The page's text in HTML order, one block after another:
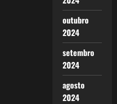
outubro
2024
setembro
2024
agosto
2024